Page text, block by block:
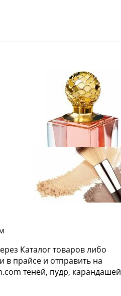
Каталог товаров либо
в прайсе и отправить на
теней, пудр, карандашей